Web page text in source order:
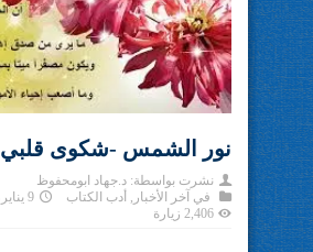
نور الشمس -شكوى قلبي
نشرت بواسطة: د.جهاد ابومحفوظ
في آخر الأخبار أدب الكتاب 9 يناير، 2016
2,406 زيارة